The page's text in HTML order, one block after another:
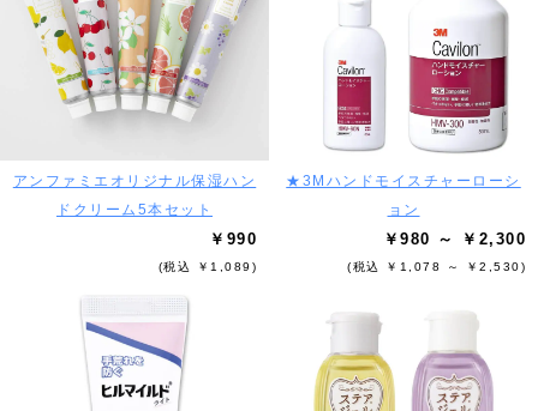
アンファミエオリジナル保湿ハン
ドクリーム5本セット
￥990
(税込 ￥1,089)
★3Mハンドモイスチャーローシ
ョン
￥980 ～ ￥2,300
(税込 ￥1,078 ～ ￥2,530)